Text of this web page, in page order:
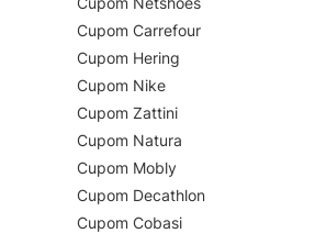
Cupom Carrefour
Cupom Hering
Cupom Nike
Cupom Zattini
Cupom Natura
Cupom Mobly
Cupom Decathlon
Cupom Cobasi